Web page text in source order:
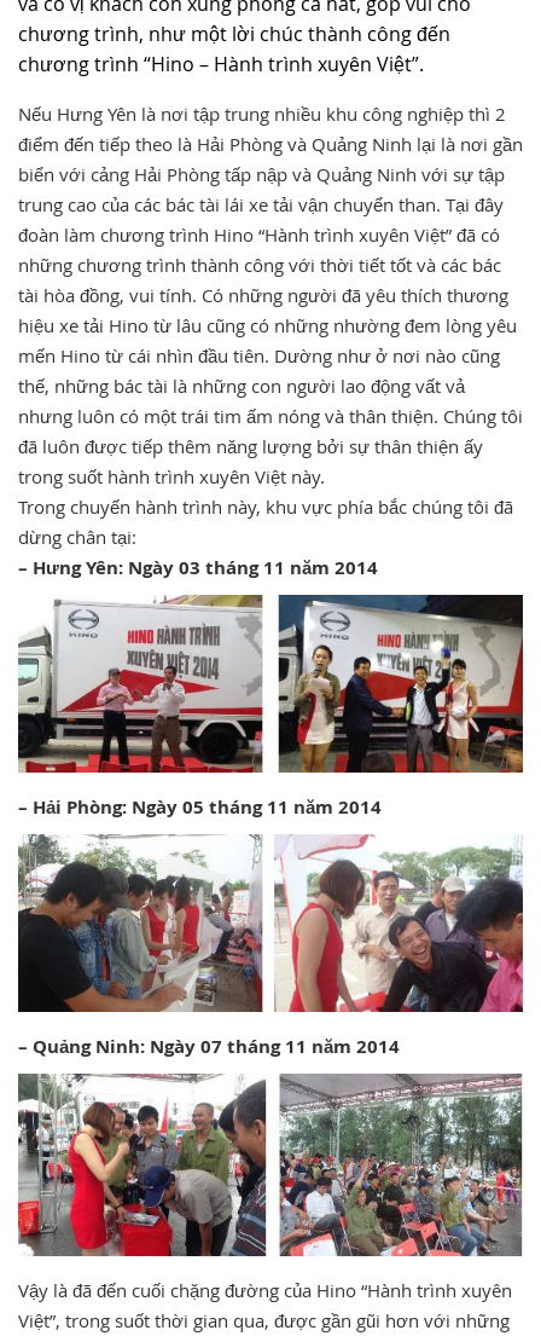
chương trình, như một lời chúc thành công đến
chương trình “Hino – Hành trình xuyên Việt”.
Nếu Hưng Yên là nơi tập trung nhiều khu công nghiệp thì 2
điểm đến tiếp theo là Hải Phòng và Quảng Ninh lại là nơi gần
biển với cảng Hải Phòng tấp nập và Quảng Ninh với sự tập
trung cao của các bác tài lái xe tải vận chuyển than. Tại đây
đoàn làm chương trình Hino “Hành trình xuyên Việt” đã có
những chương trình thành công với thời tiết tốt và các bác
tài hòa đồng, vui tính. Có những người đã yêu thích thương
hiệu xe tải Hino từ lâu cũng có những nhường đem lòng yêu
mến Hino từ cái nhìn đầu tiên. Dường như ở nơi nào cũng
thế, những bác tài là những con người lao động vất vả
nhưng luôn có một trái tim ấm nóng và thân thiện. Chúng tôi
đã luôn được tiếp thêm năng lượng bởi sự thân thiện ấy
trong suốt hành trình xuyên Việt này.
Trong chuyến hành trình này, khu vực phía bắc chúng tôi đã
dừng chân tại:
– Hưng Yên: Ngày 03 tháng 11 năm 2014
– Hải Phòng: Ngày 05 tháng 11 năm 2014
– Quảng Ninh: Ngày 07 tháng 11 năm 2014
Vậy là đã đến cuối chặng đường của Hino “Hành trình xuyên
Việt”, trong suốt thời gian qua, được gần gũi hơn với những